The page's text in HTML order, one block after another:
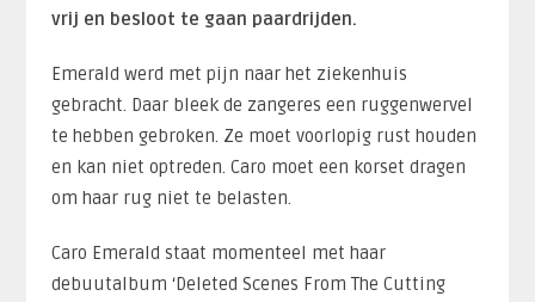
vrij en besloot te gaan paardrijden.
Emerald werd met pijn naar het ziekenhuis
gebracht. Daar bleek de zangeres een ruggenwervel
te hebben gebroken. Ze moet voorlopig rust houden
en kan niet optreden. Caro moet een korset dragen
om haar rug niet te belasten.
Caro Emerald staat momenteel met haar
debuutalbum ‘Deleted Scenes From The Cutting